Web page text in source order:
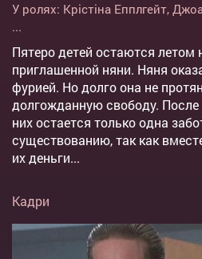
У ролях: Крістіна Епплгейт,
...
Пятеро детей остаются летом
приглашенной няни. Няня
фурией. Но долго она не
долгожданную свободу. После
них остается только одна
существованию, так как
их деньги...
Кадри